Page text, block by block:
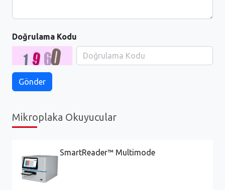
Doğrulama Kodu
Mikroplaka Okuyucular
SmartReader™ Multimode